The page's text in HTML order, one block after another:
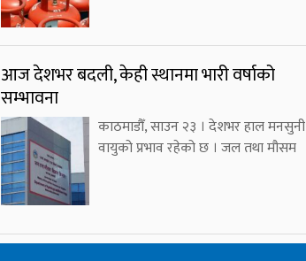
आज देशभर बदली, केही स्थानमा भारी वर्षाको
सम्भावना
काठमाडौँ, साउन २३ । देशभर हाल मनसुनी
वायुको प्रभाव रहेको छ । जल तथा मौसम